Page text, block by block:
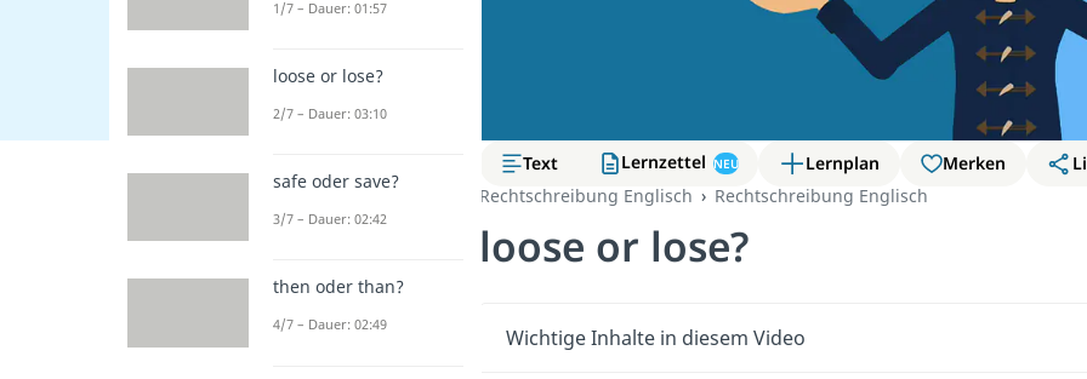
Text Lernzettel NEU Lernplan Merken
Rechtschreibung Englisch
Rechtschreibung Englisch
loose or lose?
Wichtige Inhalte in diesem Video
1/7 – Dauer: 01:57
loose or lose?
2/7 – Dauer: 03:10
safe oder save?
3/7 – Dauer: 02:42
then oder than?
4/7 – Dauer: 02:49